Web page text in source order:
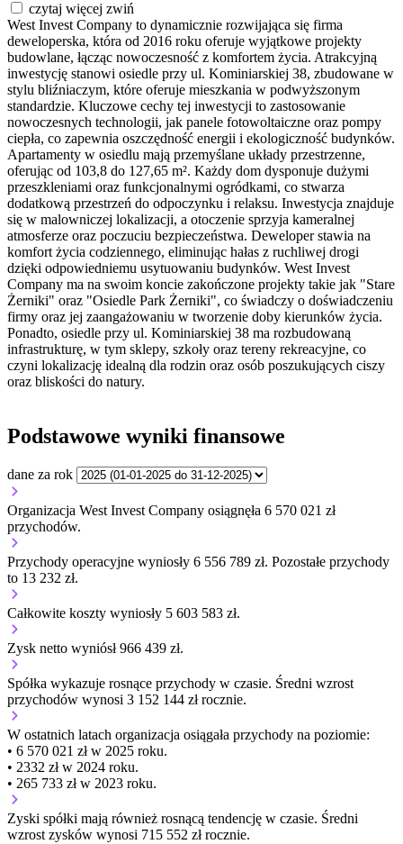
czytaj więcej zwiń
West Invest Company to dynamicznie rozwijająca się firma
deweloperska, która od 2016 roku oferuje wyjątkowe projekty
budowlane, łącząc nowoczesność z komfortem życia. Atrakcyjną
inwestycję stanowi osiedle przy ul. Kominiarskiej 38, zbudowane w
stylu bliźniaczym, które oferuje mieszkania w podwyższonym
standardzie. Kluczowe cechy tej inwestycji to zastosowanie
nowoczesnych technologii, jak panele fotowoltaiczne oraz pompy
ciepła, co zapewnia oszczędność energii i ekologiczność budynków.
Apartamenty w osiedlu mają przemyślane układy przestrzenne,
oferując od 103,8 do 127,65 m². Każdy dom dysponuje dużymi
przeszkleniami oraz funkcjonalnymi ogródkami, co stwarza
dodatkową przestrzeń do odpoczynku i relaksu. Inwestycja znajduje
się w malowniczej lokalizacji, a otoczenie sprzyja kameralnej
atmosferze oraz poczuciu bezpieczeństwa. Deweloper stawia na
komfort życia codziennego, eliminując hałas z ruchliwej drogi
dzięki odpowiedniemu usytuowaniu budynków. West Invest
Company ma na swoim koncie zakończone projekty takie jak "Stare
Żerniki" oraz "Osiedle Park Żerniki", co świadczy o doświadczeniu
firmy oraz jej zaangażowaniu w tworzenie doby kierunków życia.
Ponadto, osiedle przy ul. Kominiarskiej 38 ma rozbudowaną
infrastrukturę, w tym sklepy, szkoły oraz tereny rekreacyjne, co
czyni lokalizację idealną dla rodzin oraz osób poszukujących ciszy
oraz bliskości do natury.
Podstawowe wyniki finansowe
dane za rok
Organizacja West Invest Company osiągnęła 6 570 021 zł
przychodów.
Przychody operacyjne wyniosły 6 556 789 zł. Pozostałe przychody
to 13 232 zł.
Całkowite koszty wyniosły 5 603 583 zł.
Zysk netto wyniósł 966 439 zł.
Spółka wykazuje rosnące przychody w czasie. Średni wzrost
przychodów wynosi 3 152 144 zł rocznie.
W ostatnich latach organizacja osiągała przychody na poziomie:
• 6 570 021 zł w 2025 roku.
• 2332 zł w 2024 roku.
• 265 733 zł w 2023 roku.
Zyski spółki mają również rosnącą tendencję w czasie. Średni
wzrost zysków wynosi 715 552 zł rocznie.